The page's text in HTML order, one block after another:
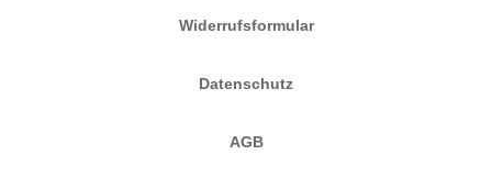
Widerrufsformular
Datenschutz
AGB